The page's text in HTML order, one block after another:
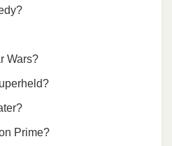
Wars?
Prime?